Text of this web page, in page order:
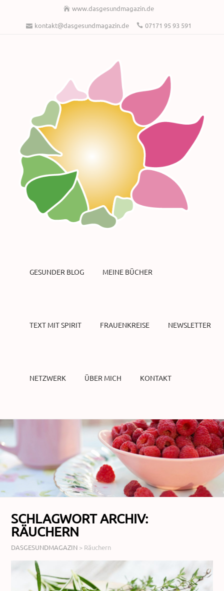
www.dasgesundmagazin.de
kontakt@dasgesundmagazin.de
07171 95 93 591
GESUNDER BLOG MEINE BÜCHER
TEXT MIT SPIRIT FRAUENKREISE NEWSLETTER
NETZWERK ÜBER MICH KONTAKT
SCHLAGWORT ARCHIV:
RÄUCHERN
DASGESUNDMAGAZIN > Räuchern